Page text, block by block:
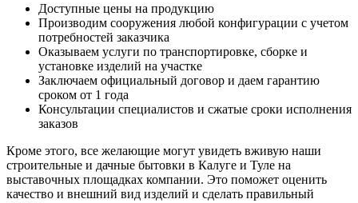
Доступные цены на продукцию
Производим сооружения любой конфигурации с учетом
потребностей заказчика
Оказываем услуги по транспортировке, сборке и
установке изделий на участке
Заключаем официальный договор и даем гарантию
сроком от 1 года
Консультации специалистов и сжатые сроки исполнения
заказов
Кроме этого, все желающие могут увидеть вживую наши
строительные и дачные бытовки в Калуге и Туле на
выставочных площадках компании. Это поможет оценить
качество и внешний вид изделий и сделать правильный